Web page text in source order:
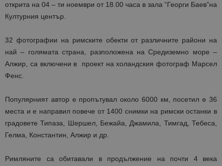
открита на 04 – ти ноември от 18.00 часа в зала “Георги Баев”на
Културния център.
32 фотографии на римските обекти от различните райони на
най – голямата страна, разположена на Средиземно море –
Алжир, са включени в проект на холандския фотограф Марсел
Фенс.
Популярният автор е пропътувал около 6000 км, посетил е 36
места и е направил повече от 1400 снимки на римски останки в
градовете Типаза, Шершел, Бежайа, Джамила, Тимгад, Тебеса,
Гелма, Константин, Алжир и др.
Римляните са обитавали в продължение на почти 4 века